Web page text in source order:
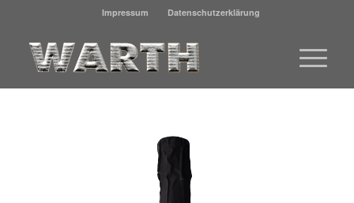
Impressum Datenschutzerklärung